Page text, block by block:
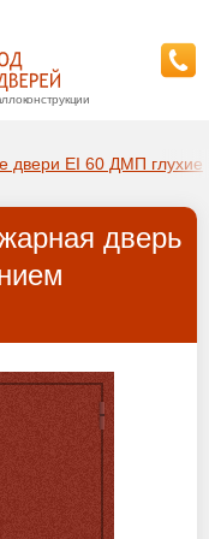
двери EI 60 ДМП глухие
дверь